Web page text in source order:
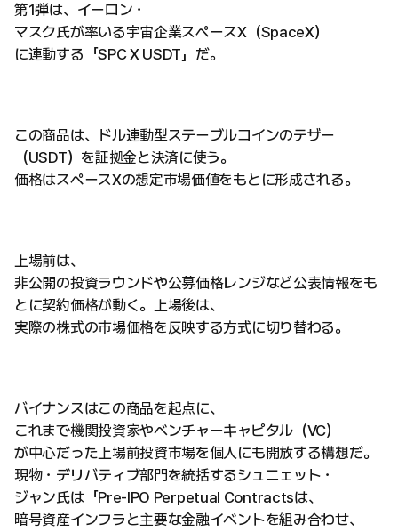
第1弾は、イーロン・
マスク氏が率いる宇宙企業スペースX（SpaceX）
に連動する「SPC X USDT」だ。
この商品は、ドル連動型ステーブルコインのテザー
（USDT）を証拠金と決済に使う。
価格はスペースXの想定市場価値をもとに形成される。
上場前は、
非公開の投資ラウンドや公募価格レンジなど公表情報をも
とに契約価格が動く。上場後は、
実際の株式の市場価格を反映する方式に切り替わる。
バイナンスはこの商品を起点に、
これまで機関投資家やベンチャーキャピタル（VC）
が中心だった上場前投資市場を個人にも開放する構想だ。
現物・デリバティブ部門を統括するシュニェット・
ジャン氏は「Pre-IPO Perpetual Contractsは、
暗号資産インフラと主要な金融イベントを組み合わせ、